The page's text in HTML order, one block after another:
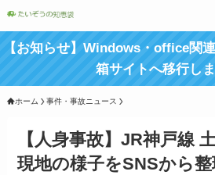
【お知らせ】Windows・office関
箱サイトへ移行しま
ホーム 事件・事故ニュース
【人身事故】JR神戸線
現地の様子をSNSから整